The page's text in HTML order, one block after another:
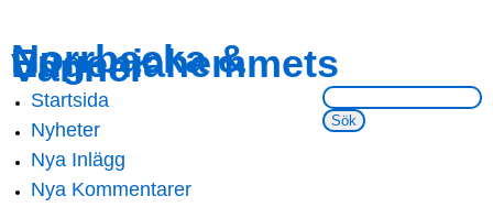
main
content
navigation
Norrbacka &
Eugeniahemmets
Vänner
Sök på webbsidan:
Main menu
Startsida
Nyheter
Nya Inlägg
Nya Kommentarer